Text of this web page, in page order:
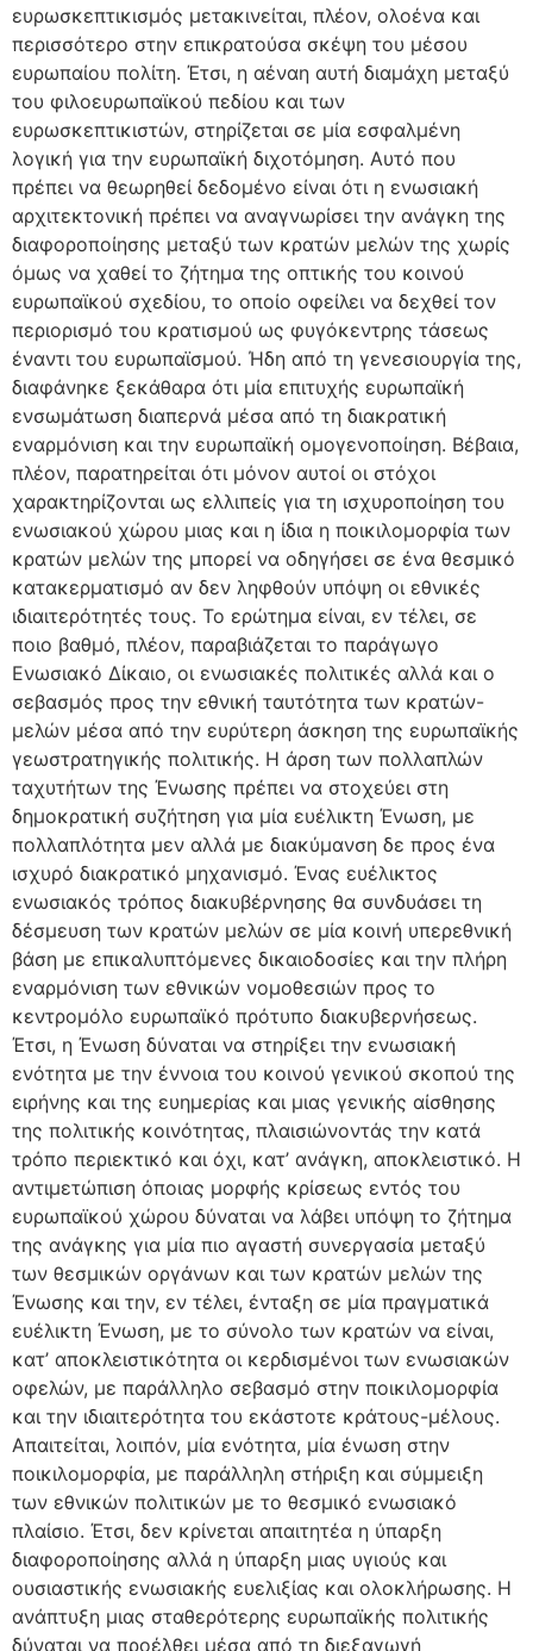
ευρωσκεπτικισμός μετακινείται, πλέον, ολοένα και
περισσότερο στην επικρατούσα σκέψη του μέσου
ευρωπαίου πολίτη. Έτσι, η αέναη αυτή διαμάχη μεταξύ
του φιλοευρωπαϊκού πεδίου και των
ευρωσκεπτικιστών, στηρίζεται σε μία εσφαλμένη
λογική για την ευρωπαϊκή διχοτόμηση. Αυτό που
πρέπει να θεωρηθεί δεδομένο είναι ότι η ενωσιακή
αρχιτεκτονική πρέπει να αναγνωρίσει την ανάγκη της
διαφοροποίησης μεταξύ των κρατών μελών της χωρίς
όμως να χαθεί το ζήτημα της οπτικής του κοινού
ευρωπαϊκού σχεδίου, το οποίο οφείλει να δεχθεί τον
περιορισμό του κρατισμού ως φυγόκεντρης τάσεως
έναντι του ευρωπαϊσμού. Ήδη από τη γενεσιουργία της,
διαφάνηκε ξεκάθαρα ότι μία επιτυχής ευρωπαϊκή
ενσωμάτωση διαπερνά μέσα από τη διακρατική
εναρμόνιση και την ευρωπαϊκή ομογενοποίηση. Βέβαια,
πλέον, παρατηρείται ότι μόνον αυτοί οι στόχοι
χαρακτηρίζονται ως ελλιπείς για τη ισχυροποίηση του
ενωσιακού χώρου μιας και η ίδια η ποικιλομορφία των
κρατών μελών της μπορεί να οδηγήσει σε ένα θεσμικό
κατακερματισμό αν δεν ληφθούν υπόψη οι εθνικές
ιδιαιτερότητές τους. Το ερώτημα είναι, εν τέλει, σε
ποιο βαθμό, πλέον, παραβιάζεται το παράγωγο
Ενωσιακό Δίκαιο, οι ενωσιακές πολιτικές αλλά και ο
σεβασμός προς την εθνική ταυτότητα των κρατών-
μελών μέσα από την ευρύτερη άσκηση της ευρωπαϊκής
γεωστρατηγικής πολιτικής. Η άρση των πολλαπλών
ταχυτήτων της Ένωσης πρέπει να στοχεύει στη
δημοκρατική συζήτηση για μία ευέλικτη Ένωση, με
πολλαπλότητα μεν αλλά με διακύμανση δε προς ένα
ισχυρό διακρατικό μηχανισμό. Ένας ευέλικτος
ενωσιακός τρόπος διακυβέρνησης θα συνδυάσει τη
δέσμευση των κρατών μελών σε μία κοινή υπερεθνική
βάση με επικαλυπτόμενες δικαιοδοσίες και την πλήρη
εναρμόνιση των εθνικών νομοθεσιών προς το
κεντρομόλο ευρωπαϊκό πρότυπο διακυβερνήσεως.
Έτσι, η Ένωση δύναται να στηρίξει την ενωσιακή
ενότητα με την έννοια του κοινού γενικού σκοπού της
ειρήνης και της ευημερίας και μιας γενικής αίσθησης
της πολιτικής κοινότητας, πλαισιώνοντάς την κατά
τρόπο περιεκτικό και όχι, κατ’ ανάγκη, αποκλειστικό. Η
αντιμετώπιση όποιας μορφής κρίσεως εντός του
ευρωπαϊκού χώρου δύναται να λάβει υπόψη το ζήτημα
της ανάγκης για μία πιο αγαστή συνεργασία μεταξύ
των θεσμικών οργάνων και των κρατών μελών της
Ένωσης και την, εν τέλει, ένταξη σε μία πραγματικά
ευέλικτη Ένωση, με το σύνολο των κρατών να είναι,
κατ’ αποκλειστικότητα οι κερδισμένοι των ενωσιακών
οφελών, με παράλληλο σεβασμό στην ποικιλομορφία
και την ιδιαιτερότητα του εκάστοτε κράτους-μέλους.
Απαιτείται, λοιπόν, μία ενότητα, μία ένωση στην
ποικιλομορφία, με παράλληλη στήριξη και σύμμειξη
των εθνικών πολιτικών με το θεσμικό ενωσιακό
πλαίσιο. Έτσι, δεν κρίνεται απαιτητέα η ύπαρξη
διαφοροποίησης αλλά η ύπαρξη μιας υγιούς και
ουσιαστικής ενωσιακής ευελιξίας και ολοκλήρωσης. Η
ανάπτυξη μιας σταθερότερης ευρωπαϊκής πολιτικής
δύναται να προέλθει μέσα από τη διεξαγωγή